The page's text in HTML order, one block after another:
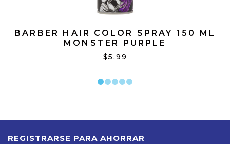
BARBER HAIR COLOR SPRAY 150 ML
MONSTER PURPLE
$5.99
REGISTRARSE PARA AHORRAR